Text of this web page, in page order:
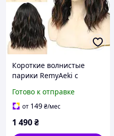
Короткие волнистые
парики RemyAeki с
светло-коричневый цвет,
парики из
Готово к отправке
от 149₴/мес
1 490₴